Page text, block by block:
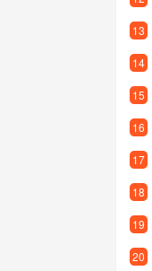
13
14
15
16
17
18
19
20